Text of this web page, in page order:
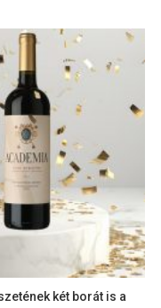
két borát is a